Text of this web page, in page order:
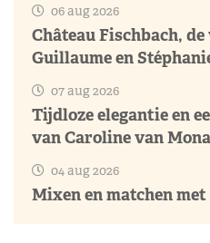
06 aug 2026
Château Fischbach,
Guillaume en
07 aug 2026
Tijdloze elegantie en
van Caroline van
04 aug 2026
Mixen en matchen